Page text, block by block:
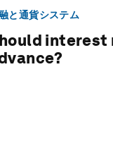
と通貨システム
interest